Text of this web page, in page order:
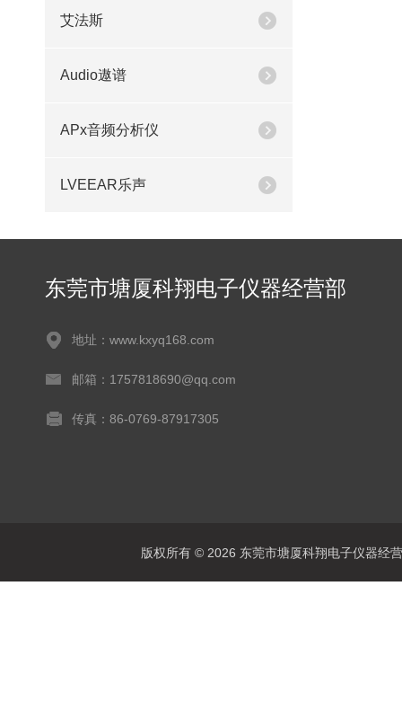
艾法斯
Audio遨谱
APx音频分析仪
LVEEAR乐声
东莞市塘厦科翔电子仪器经营部
地址：www.kxyq168.com
邮箱：1757818690@qq.com
传真：86-0769-87917305
版权所有 © 2026 东莞市塘厦科翔电子仪器